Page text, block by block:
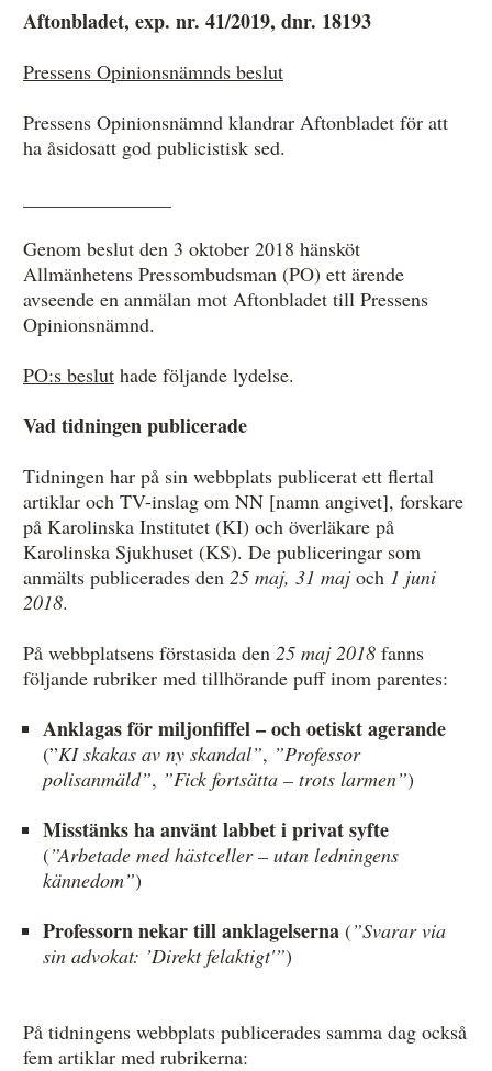
Från anmälan till beslut – så går det till
Regler för medier i processen hos MO
Här är medierna som MO kan pröva
Hela listan över frivilligt anslutna medier
Övrigt
Årsberättelser
Våra huvudmän
Stadgar för Mediernas Etiknämnd
Den journalistiska yrkesetiken
Jobba hos oss!
Så behandlar vi dina personuppgifter
Aftonbladet, exp. nr. 41/2019, dnr. 18193
Pressens Opinionsnämnds beslut
Pressens Opinionsnämnd klandrar Aftonbladet för att
ha åsidosatt god publicistisk sed.
Genom beslut den 3 oktober 2018 hänsköt
Allmänhetens Pressombudsman (PO) ett ärende
avseende en anmälan mot Aftonbladet till Pressens
Opinionsnämnd.
PO:s beslut hade följande lydelse.
Vad tidningen publicerade
Tidningen har på sin webbplats publicerat ett flertal
artiklar och TV-inslag om NN [namn angivet], forskare
på Karolinska Institutet (KI) och överläkare på
Karolinska Sjukhuset (KS). De publiceringar som
anmälts publicerades den 25 maj, 31 majoch 1 juni
2018.
På webbplatsens förstasida den 25 maj 2018 fanns
följande rubriker med tillhörande puff inom parentes:
Anklagas för miljonfiffel – och oetiskt agerande
(”KI skakas av ny skandal”, ”Professor
polisanmäld”, ”Fick fortsätta – trots larmen”)
Misstänks ha använt labbet i privat syfte
(”Arbetade med hästceller – utan ledningens
kännedom”)
Professorn nekar till anklagelserna (”Svarar via
sin advokat: ’Direkt felaktigt'”)
På tidningens webbplats publicerades samma dag också
fem artiklar med rubrikerna: